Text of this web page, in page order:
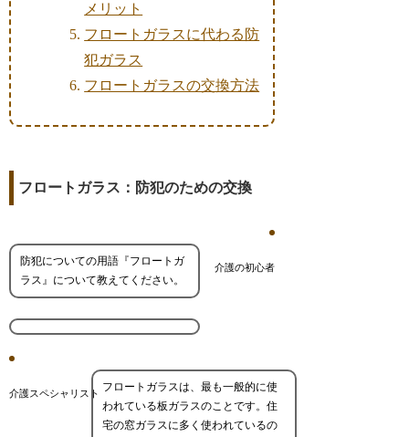
メリット
フロートガラスに代わる防
犯ガラス
フロートガラスの交換方法
フロートガラス：防犯のための交換
介護の初心者
防犯についての用語『フロートガ
ラス』について教えてください。
介護スペシャリスト フロートガラスは、最も一般的に使
われている板ガラスのことです。住
宅の窓ガラスに多く使われているの